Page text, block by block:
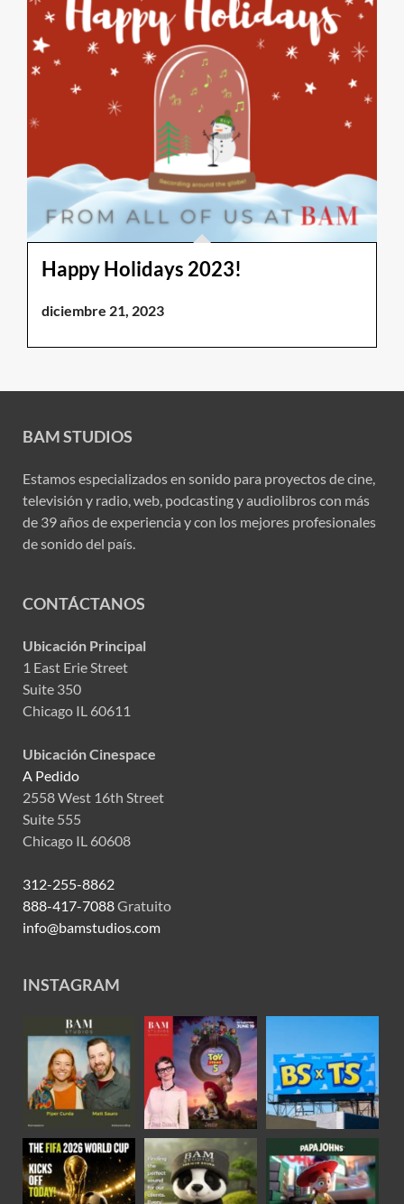
Happy Holidays 2023!
diciembre 21, 2023
BAM STUDIOS
Estamos especializados en sonido para proyectos de cine,
televisión y radio, web, podcasting y audiolibros con más
de 39 años de experiencia y con los mejores profesionales
de sonido del país.
CONTÁCTANOS
Ubicación Principal
1 East Erie Street
Suite 350
Chicago IL 60611
Ubicación Cinespace
A Pedido
2558 West 16th Street
Suite 555
Chicago IL 60608
312-255-8862
888-417-7088Gratuito
info@bamstudios.com
INSTAGRAM